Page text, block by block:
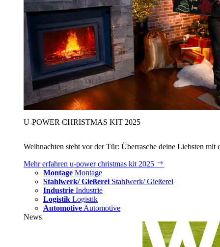
U‑POWER CHRISTMAS KIT 2025
Weihnachten steht vor der Tür: Überrasche deine Liebsten
Mehr erfahren u‑power christmas kit 2025
Montage Montage
Stahlwerk/ Gießerei Stahlwerk/ Gießerei
Industrie Industrie
Logistik Logistik
Automotive Automotive
News